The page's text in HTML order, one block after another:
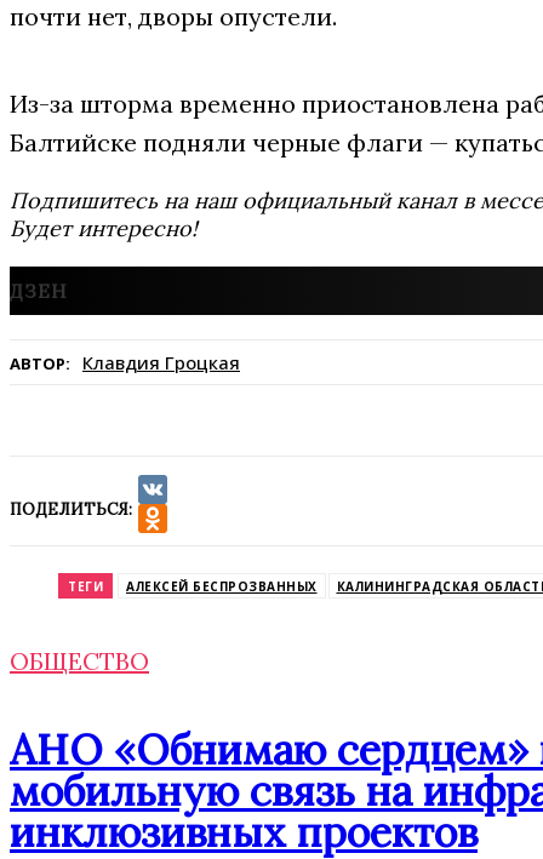
почти нет, дворы опустели.
Из-за шторма временно приостановлена
Балтийске подняли черные флаги —
Подпишитесь на наш официальный канал в
Будет интересно!
АВТОР: Клавдия Гроцкая
ПОДЕЛИТЬСЯ:
VK
ТЕГИ АЛЕКСЕЙ БЕСПРОЗВАННЫХ КАЛИНИНГРАДСКАЯ
ОБЩЕСТВО
АНО «Обнимаю сердцем»
мобильную связь на
инклюзивных проектов